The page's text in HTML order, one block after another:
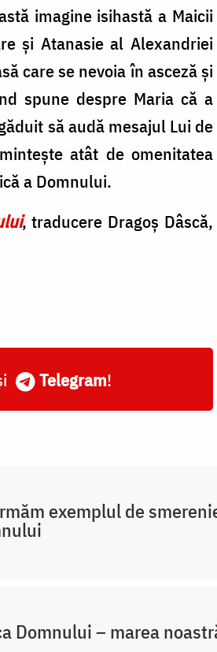
imagine isihastă a Maicii
și Atanasie al Alexandriei
care se nevoia în asceză și
spune despre Maria că a
să audă mesajul Lui de
atât de omenitatea
a Domnului.
, traducere Dragoș Dâscă,
Telegram!
exemplul de
Domnului – marea